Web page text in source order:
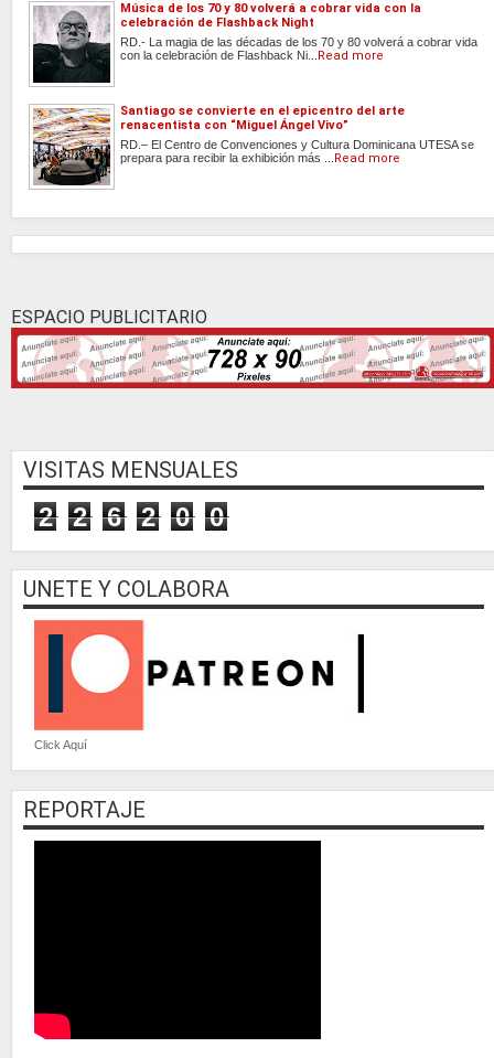
Música de los 70 y 80 volverá a cobrar vida con la
celebración de Flashback Night
RD.- La magia de las décadas de los 70 y 80 volverá a cobrar vida
con la celebración de Flashback Ni... Read more
Santiago se convierte en el epicentro del arte
renacentista con “Miguel Ángel Vivo”
RD.– El Centro de Convenciones y Cultura Dominicana UTESA se
prepara para recibir la exhibición más ... Read more
ESPACIO PUBLICITARIO
VISITAS MENSUALES
2 2 6 2 0 0
UNETE Y COLABORA
Click Aquí
REPORTAJE